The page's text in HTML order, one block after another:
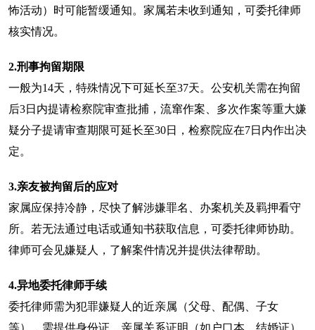
怖活动）时可能暂缓通知。家属若未收到通知，可委托律师
核实情况。
2.刑事拘留期限
一般为14天，特殊情况下可延长至37天。公安机关需在拘留
后3日内提请检察院审查批捕，流窜作案、多次作案等重大嫌
疑分子提请审查期限可延长至30日，检察院应在7日内作出决
定。
3.亲友被拘留后的应对
家属应保持冷静，尽快了解涉嫌罪名、办案机关及羁押看守
所。若无法通过电话或通知书获取信息，可委托律师协助。
律师可会见嫌疑人，了解案件情况并提供法律帮助。
4.异地委托律师手续
委托律师需为犯罪嫌疑人的近亲属（父母、配偶、子女
等），需提供身份证、亲属关系证明（如户口本、结婚证）